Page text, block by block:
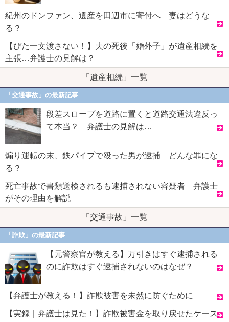
紀州のドンファン、遺産を田辺市に寄付へ 妻はどうな
る？
【びた一文渡さない！】夫の死後「婚外子」が遺産相続を
主張…弁護士の見解は？
「遺産相続」一覧
「交通事故」の最新記事
段差スロープを道路に置くと道路交通法違反っ
て本当？ 弁護士の見解は…
煽り運転の末、鉄パイプで殴った男が逮捕 どんな罪にな
る？
死亡事故で書類送検されるも逮捕されない容疑者 弁護士
がその理由を解説
「交通事故」一覧
「詐欺」の最新記事
【元警察官が教える】万引きはすぐ逮捕される
のに詐欺はすぐ逮捕されないのはなぜ？
【弁護士が教える！】詐欺被害を未然に防ぐために
【実録｜弁護士は見た！】詐欺被害金を取り戻せたケース